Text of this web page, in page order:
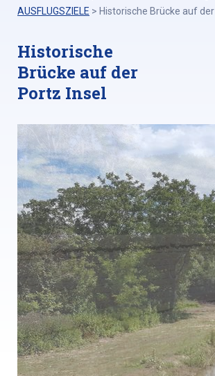
AUSFLUGSZIELE > Historische Brücke auf
Historische
Brücke auf der
Portz Insel